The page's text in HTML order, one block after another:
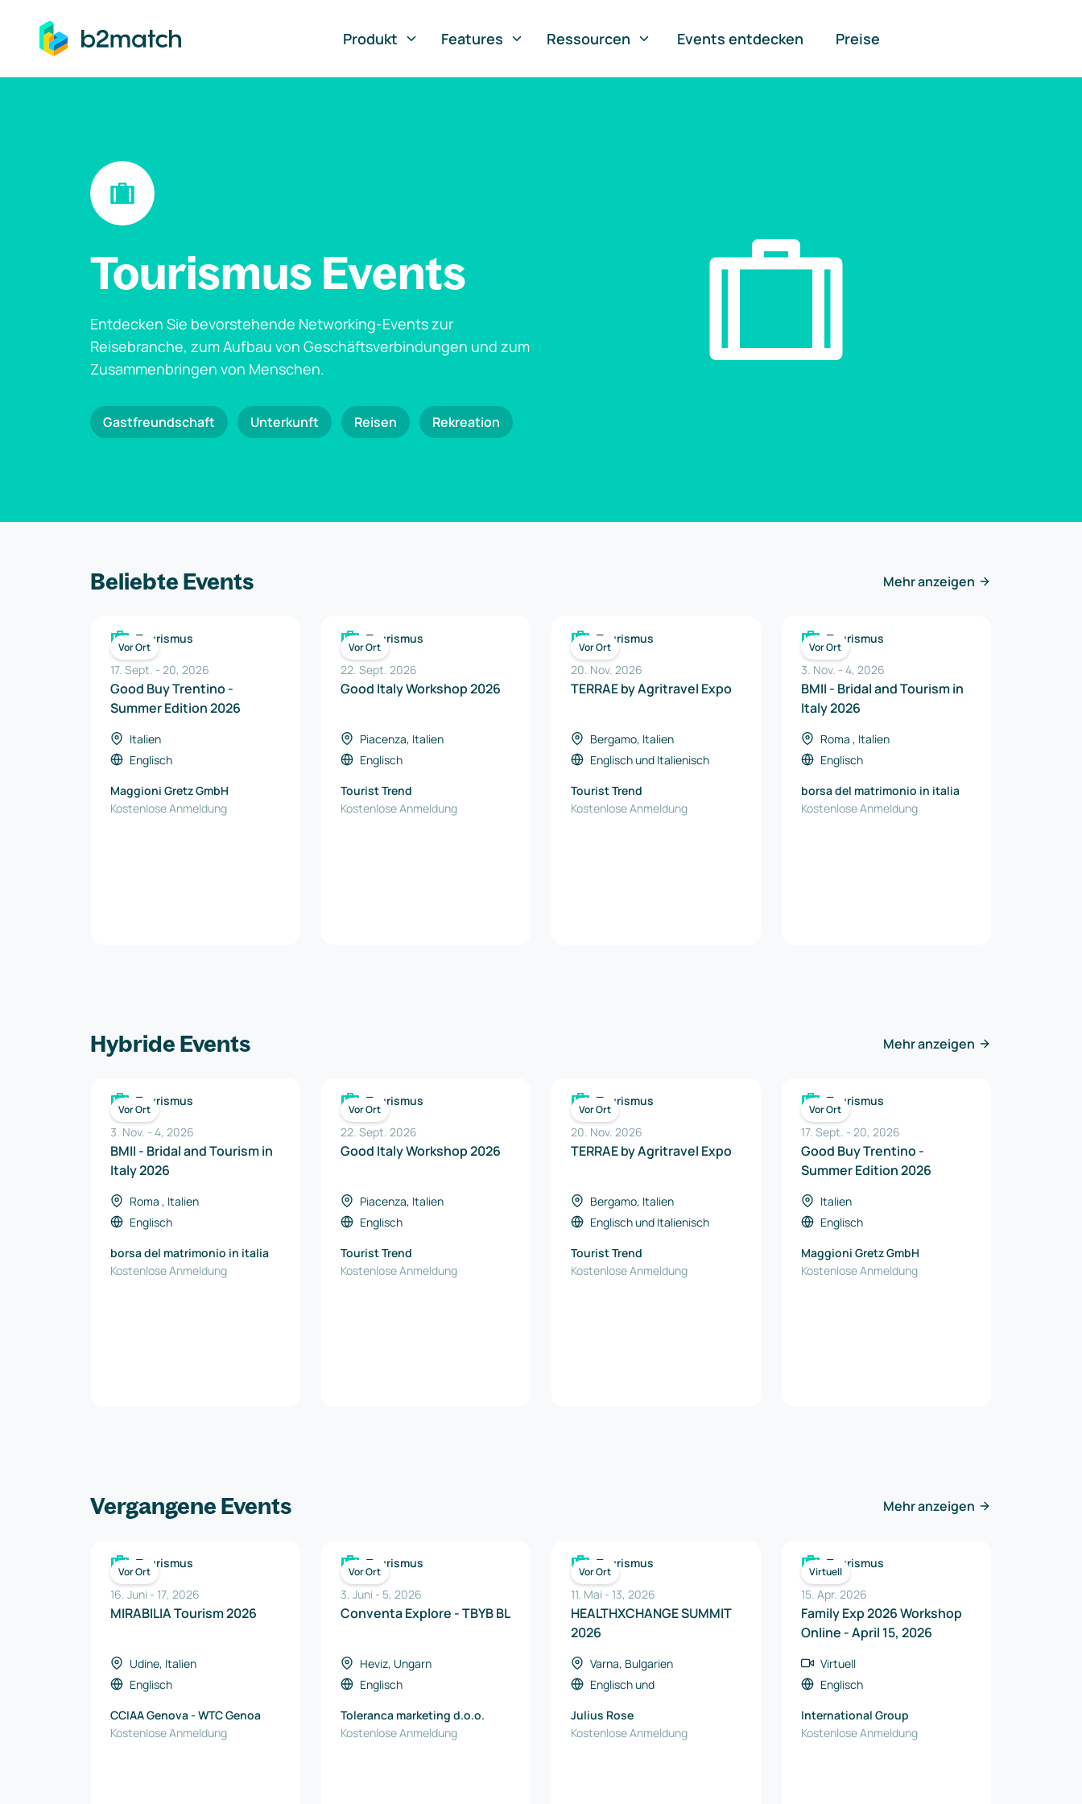
springen
Produkt
Features Ressourcen Events entdecken Preise
Tourismus Events
Entdecken Sie bevorstehende Networking-Events zur
Reisebranche, zum Aufbau von Geschäftsverbindungen und zum
Zusammenbringen von Menschen.
Gastfreundschaft Unterkunft Reisen Rekreation
Beliebte Events Mehr anzeigen
Vor Ort
Tourismus
17. Sept. - 20, 2026
Good Buy Trentino -
Summer Edition 2026
Italien
Englisch
Maggioni Gretz GmbH
Kostenlose Anmeldung
Vor Ort
Tourismus
22. Sept. 2026
Good Italy Workshop 2026
Piacenza, Italien
Englisch
Tourist Trend
Kostenlose Anmeldung
Vor Ort
Tourismus
20. Nov. 2026
TERRAE by Agritravel Expo
Bergamo, Italien
Englischund Italienisch
Tourist Trend
Kostenlose Anmeldung
Vor Ort
Tourismus
3. Nov. - 4, 2026
BMII - Bridal and Tourism in
Italy 2026
Roma , Italien
Englisch
borsa del matrimonio in italia
Kostenlose Anmeldung
Hybride Events Mehr anzeigen
Vor Ort
Tourismus
3. Nov. - 4, 2026
BMII - Bridal and Tourism in
Italy 2026
Roma , Italien
Englisch
borsa del matrimonio in italia
Kostenlose Anmeldung
Vor Ort
Tourismus
22. Sept. 2026
Good Italy Workshop 2026
Piacenza, Italien
Englisch
Tourist Trend
Kostenlose Anmeldung
Vor Ort
Tourismus
20. Nov. 2026
TERRAE by Agritravel Expo
Bergamo, Italien
Englischund Italienisch
Tourist Trend
Kostenlose Anmeldung
Vor Ort
Tourismus
17. Sept. - 20, 2026
Good Buy Trentino -
Summer Edition 2026
Italien
Englisch
Maggioni Gretz GmbH
Kostenlose Anmeldung
Vergangene Events Mehr anzeigen
Vor Ort
Tourismus
16. Juni - 17, 2026
MIRABILIA Tourism 2026
Udine, Italien
Englisch
CCIAA Genova - WTC Genoa
Kostenlose Anmeldung
Vor Ort
Tourismus
3. Juni - 5, 2026
Conventa Explore - TBYB BL
Heviz, Ungarn
Englisch
Toleranca marketing d.o.o.
Kostenlose Anmeldung
Vor Ort
Tourismus
11. Mai - 13, 2026
HEALTHXCHANGE SUMMIT
2026
Varna, Bulgarien
Englischund
Julius Rose
Kostenlose Anmeldung
Virtuell
Tourismus
15. Apr. 2026
Family Exp 2026 Workshop
Online - April 15, 2026
Virtuell
Englisch
International Group
Kostenlose Anmeldung